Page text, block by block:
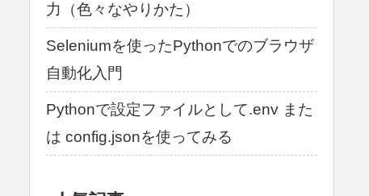
力（色々なやりかた）
Seleniumを使ったPythonでのブラウザ
自動化入門
Pythonで設定ファイルとして.env また
は config.jsonを使ってみる